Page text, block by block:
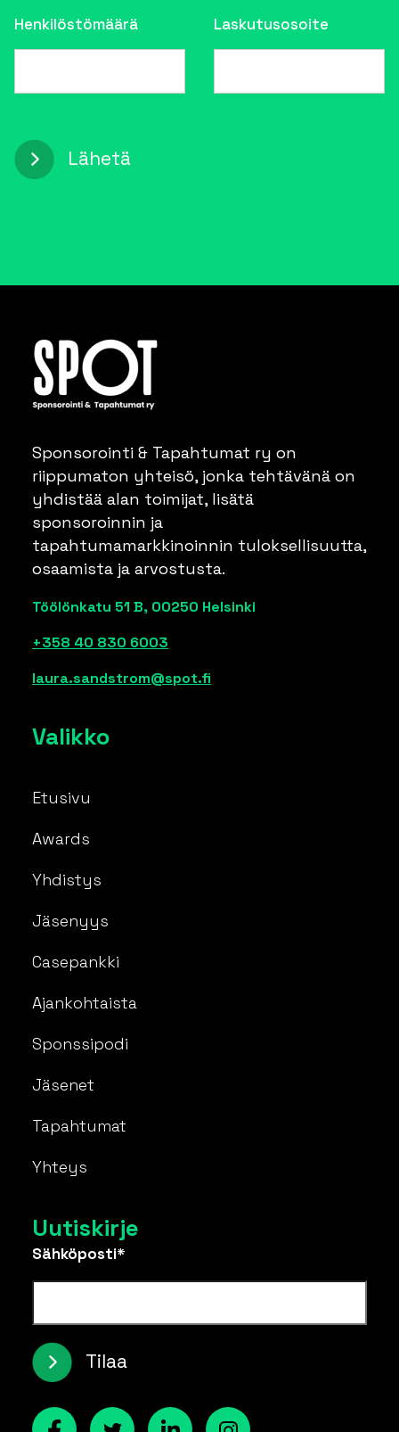
Henkilöstömäärä Laskutusosoite
Sponsorointi & Tapahtumat ry on
riippumaton yhteisö, jonka tehtävänä on
yhdistää alan toimijat, lisätä
sponsoroinnin ja
tapahtumamarkkinoinnin tuloksellisuutta,
osaamista ja arvostusta.
Töölönkatu 51 B, 00250 Helsinki
+358 40 830 6003
laura.sandstrom@spot.fi
Valikko
Etusivu
Awards
Yhdistys
Jäsenyys
Casepankki
Ajankohtaista
Sponssipodi
Jäsenet
Tapahtumat
Yhteys
Uutiskirje
Sähköposti*
Tilaa